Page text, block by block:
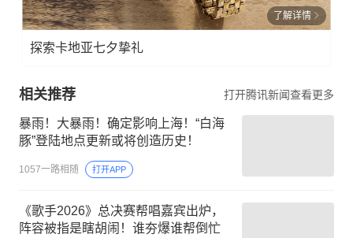
了解详情
探索卡地亚七夕挚礼
相关推荐 打开腾讯新闻查看更多
暴雨！大暴雨！确定影响上海！“白海
豚”登陆地点更新或将创造历史！
1057一路相随 打开APP
《歌手2026》总决赛帮唱嘉宾出炉，
阵容被指是瞎胡闹！谁夯爆谁帮倒忙